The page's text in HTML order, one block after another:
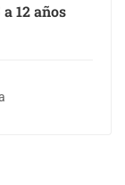
12 años